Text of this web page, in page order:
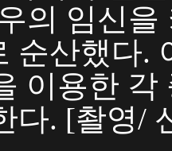
의 임신
순산했다.
이용한
다. [촬영/